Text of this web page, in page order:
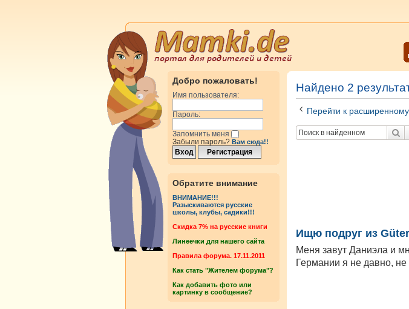
Добро пожаловать!
Имя пользователя:
Пароль:
Запомнить меня
Забыли пароль? Вам сюда!!
Обратите внимание
ВНИМАНИЕ!!!
Разыскиваются русские
школы, клубы, садики!!!
Cкидка 7% на русские книги
Линеечки для нашего сайта
Правила форума. 17.11.2011
Как стать "Жителем форума"?
Как добавить фото или
картинку в сообщение?
Найдено 2
Перейти к
Ищю подруг из
Меня завут Даниэла и
Германии я не давно,